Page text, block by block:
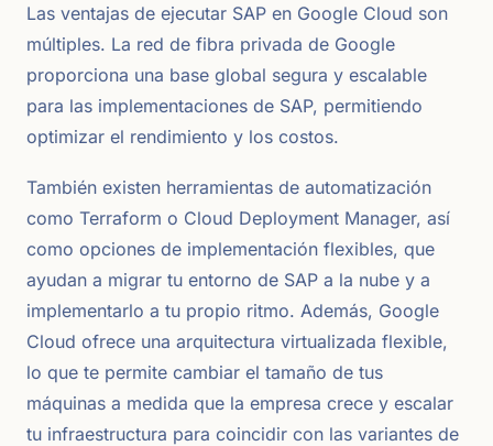
Las ventajas de ejecutar SAP en Google Cloud son
múltiples. La red de fibra privada de Google
proporciona una base global segura y escalable
para las implementaciones de SAP, permitiendo
optimizar el rendimiento y los costos.
También existen herramientas de automatización
como Terraform o Cloud Deployment Manager, así
como opciones de implementación flexibles, que
ayudan a migrar tu entorno de SAP a la nube y a
implementarlo a tu propio ritmo. Además, Google
Cloud ofrece una arquitectura virtualizada flexible,
lo que te permite cambiar el tamaño de tus
máquinas a medida que la empresa crece y escalar
tu infraestructura para coincidir con las variantes de